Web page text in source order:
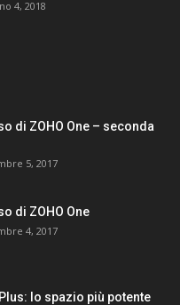
4, 2018
di ZOHO One – seconda
5, 2017
di ZOHO One
4, 2017
lo spazio più potente